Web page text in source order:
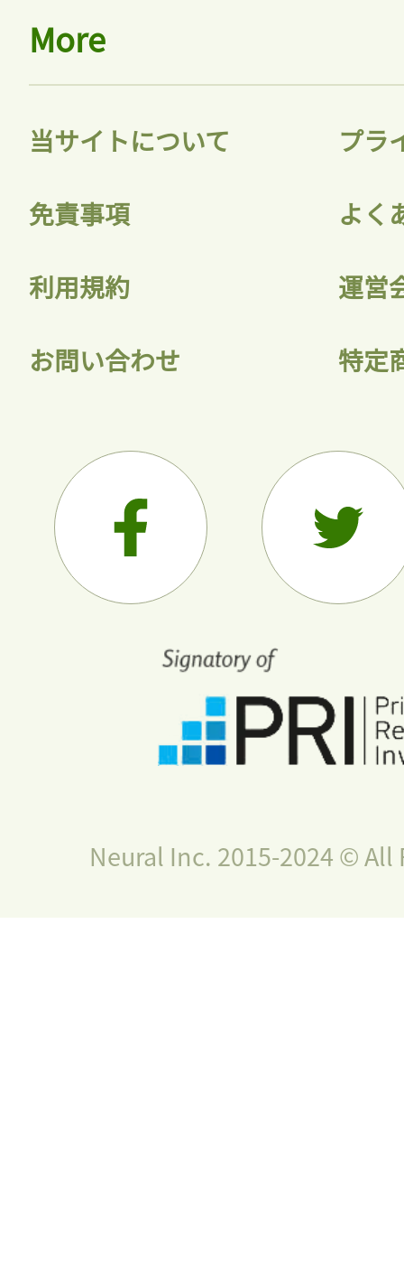
More
当サイトについて プラ
免責事項 よく
利用規約 運営
お問い合わせ 特定
Neural Inc. 2015-2024 © All